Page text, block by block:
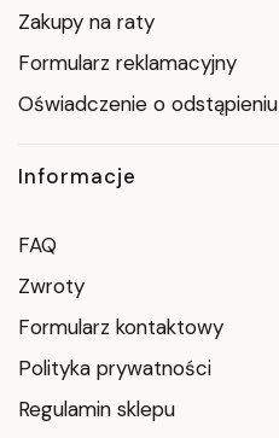
Zakupy na raty
Formularz reklamacyjny
Oświadczenie o odstąpieniu
Informacje
FAQ
Zwroty
Formularz kontaktowy
Polityka prywatności
Regulamin sklepu